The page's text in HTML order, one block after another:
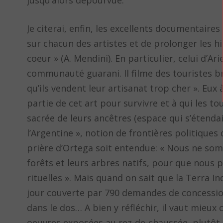
Je citerai, enfin, les excellents
sur chacun des artistes et de prolonger les
coeur » (A. Mendini). En particulier, celui
communauté guarani. Il filme des touristes
qu’ils vendent leur artisanat trop cher ».
partie de cet art pour survivre et à qui les
sacrée de leurs ancêtres (espace qui
l’Argentine », notion de frontières politiques
prière d’Ortega soit entendue: « Nous ne
forêts et leurs arbres natifs, pour que nous
rituelles ». Mais quand on sait que la Terra
jour couverte par 790 demandes de
dans le dos… A bien y réfléchir, il vaut